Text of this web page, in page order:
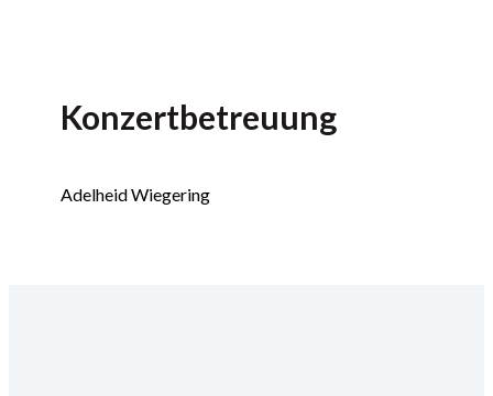
Konzertbetreuung
Adelheid Wiegering